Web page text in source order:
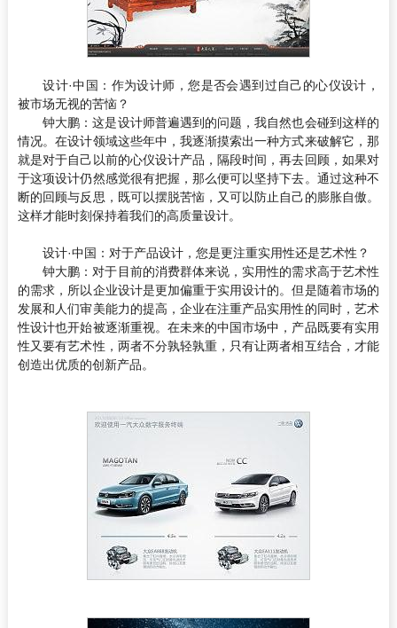
设计·中国： 作为设计师，您是否会遇到过自己的心仪设计，
被市场无视的苦恼？
钟大鹏：这是设计师普遍遇到的问题，我自然也会碰到这样的
情况。在设计领域这些年中，我逐渐摸索出一种方式来破解它，那
就是对于自己以前的心仪设计产品，隔段时间，再去回顾，如果对
于这项设计仍然感觉很有把握，那么便可以坚持下去。通过这种不
断的回顾与反思，既可以摆脱苦恼，又可以防止自己的膨胀自傲。
这样才能时刻保持着我们的高质量设计。
设计·中国： 对于产品设计，您是更注重实用性还是艺术性？
钟大鹏： 对于目前的消费群体来说，实用性的需求高于艺术性
的需求，所以企业设计是更加偏重于实用设计的。但是随着市场的
发展和人们审美能力的提高，企业在注重产品实用性的同时，艺术
性设计也开始被逐渐重视。在未来的中国市场中，产品既要有实用
性又要有艺术性，两者不分孰轻孰重，只有让两者相互结合，才能
创造出优质的创新产品。